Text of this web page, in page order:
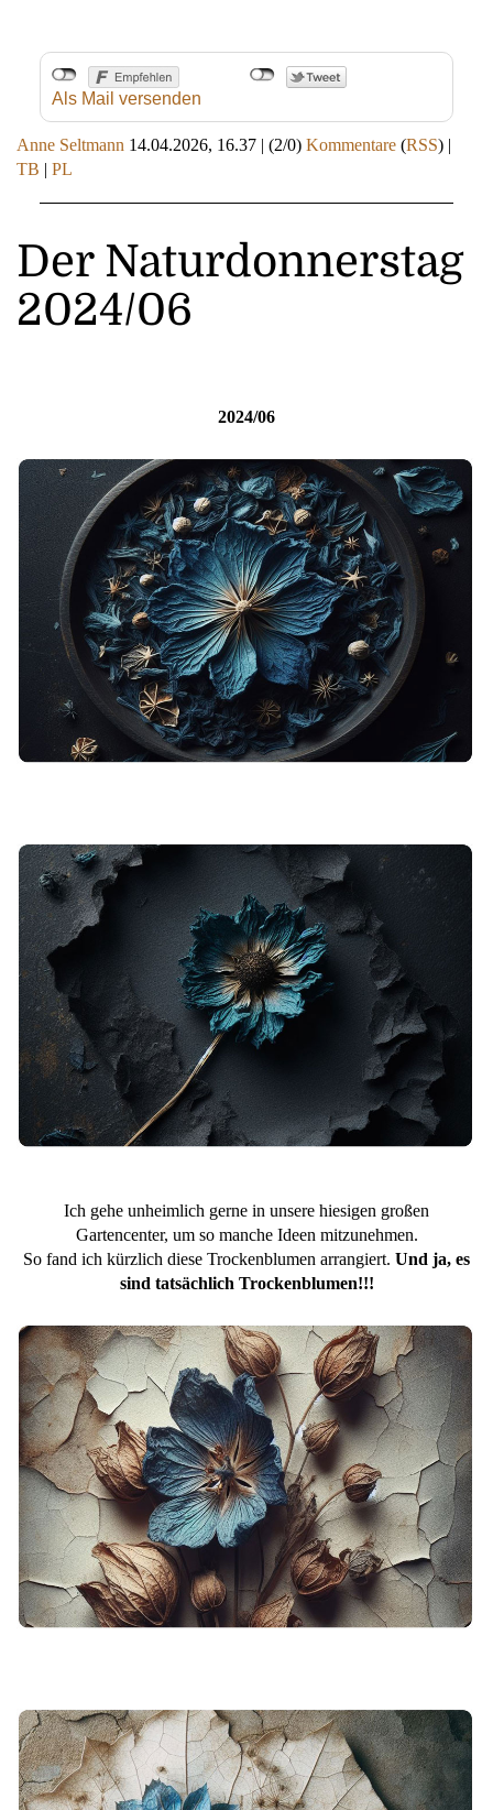
Als Mail versenden
Anne Seltmann 14.04.2026, 16.37 | (2/0) Kommentare (RSS) |
TB | PL
Der Naturdonnerstag
2024/06
2024/06
Ich gehe unheimlich gerne in unsere hiesigen großen
Gartencenter, um so manche Ideen mitzunehmen.
So fand ich kürzlich diese Trockenblumen arrangiert. Und ja, es
sind tatsächlich Trockenblumen!!!